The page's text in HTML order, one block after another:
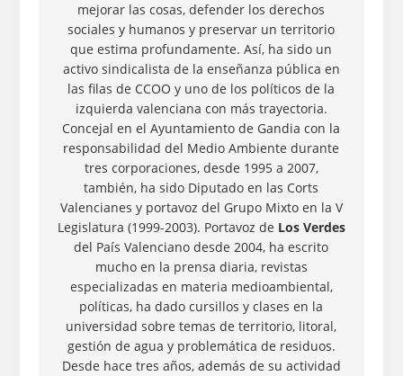
mejorar las cosas, defender los derechos
sociales y humanos y preservar un territorio
que estima profundamente. Así, ha sido un
activo sindicalista de la enseñanza pública en
las filas de CCOO y uno de los políticos de la
izquierda valenciana con más trayectoria.
Concejal en el Ayuntamiento de Gandia con la
responsabilidad del Medio Ambiente durante
tres corporaciones, desde 1995 a 2007,
también, ha sido Diputado en las Corts
Valencianes y portavoz del Grupo Mixto en la V
Legislatura (1999-2003). Portavoz de Los Verdes
del País Valenciano desde 2004, ha escrito
mucho en la prensa diaria, revistas
especializadas en materia medioambiental,
políticas, ha dado cursillos y clases en la
universidad sobre temas de territorio, litoral,
gestión de agua y problemática de residuos.
Desde hace tres años, además de su actividad